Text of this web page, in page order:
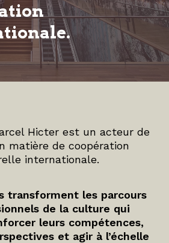
Hicter est un acteur de
matière de coopération
internationale.
transforment les parcours
de la culture qui
leurs compétences,
et agir à l’échelle